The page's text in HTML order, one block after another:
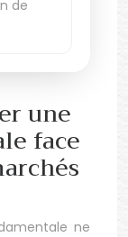
de
une
face
ne